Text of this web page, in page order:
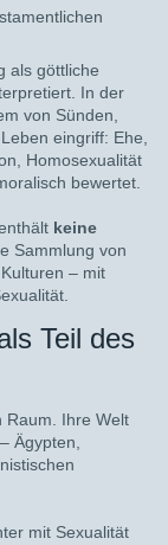
als göttliche
In der
von Sünden,
eingriff: Ehe,
Homosexualität
bewertet.
keine
Sammlung von
– mit
Teil des
Raum. Ihre Welt
Ägypten,
mit Sexualität